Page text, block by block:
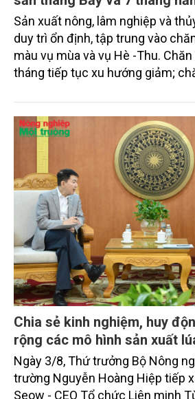
Tình hình sản xuất nông, lâm
sản tháng Bảy và 7 tháng
Sản xuất nông, lâm nghiệp và
duy trì ổn định, tập trung vào
màu vụ mùa và vụ Hè -Thu.
tháng tiếp tục xu hướng giảm;
triển ổn định; chăn nuôi gia cầm
trưởng khá. Diện tích rừng trồng
thủy sản đều tăng nhẹ.
Chia sẻ kinh nghiệm, huy
rộng các mô hình sản xuất
Ngày 3/8, Thứ trưởng Bộ Nông